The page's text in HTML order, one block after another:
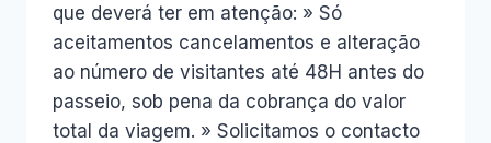
que deverá ter em atenção: » Só
aceitamentos cancelamentos e alteração
ao número de visitantes até 48H antes do
passeio, sob pena da cobrança do valor
total da viagem. » Solicitamos o contacto